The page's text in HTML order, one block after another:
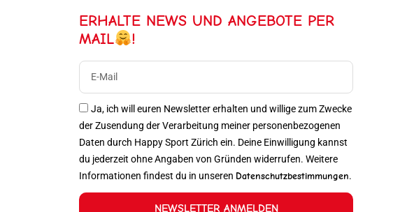
ERHALTE NEWS UND ANGEBOTE PER
MAIL
!
Ja, ich will euren Newsletter erhalten und willige zum Zwecke
der Zusendung der Verarbeitung meiner personenbezogenen
Daten durch Happy Sport Zürich ein. Deine Einwilligung kannst
du jederzeit ohne Angaben von Gründen widerrufen. Weitere
Informationen findest du in unseren Datenschutzbestimmungen.
NEWSLETTER ANMELDEN